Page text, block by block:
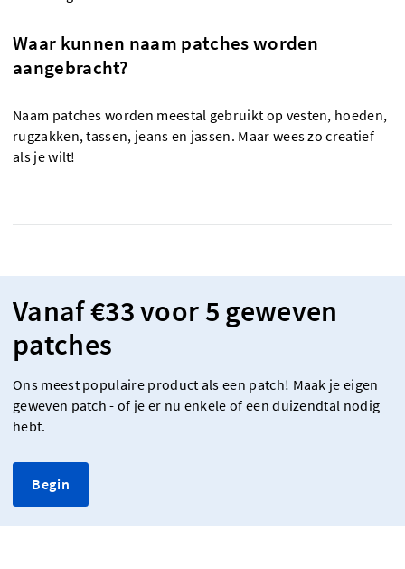
Waar kunnen naam patches worden
aangebracht?
Naam patches worden meestal gebruikt op vesten, hoeden,
rugzakken, tassen, jeans en jassen. Maar wees zo creatief
als je wilt!
Vanaf €33 voor 5 geweven
patches
Ons meest populaire product als een patch! Maak je eigen
geweven patch - of je er nu enkele of een duizendtal nodig
hebt.
Begin